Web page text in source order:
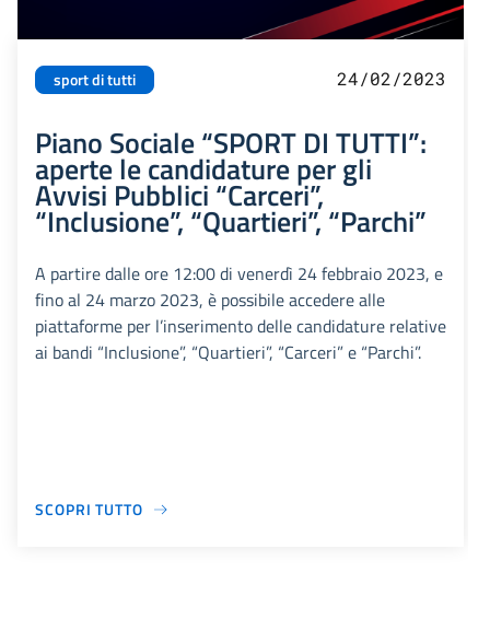
sport di tutti 24/02/2023
Piano Sociale “SPORT DI TUTTI”:
aperte le candidature per gli
Avvisi Pubblici “Carceri”,
“Inclusione”, “Quartieri”, “Parchi”
A partire dalle ore 12:00 di venerdì 24 febbraio 2023, e
fino al 24 marzo 2023, è possibile accedere alle
piattaforme per l’inserimento delle candidature relative
ai bandi “Inclusione”, “Quartieri”, “Carceri” e “Parchi”.
SCOPRI TUTTO